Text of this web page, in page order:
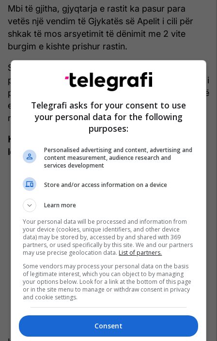
Mbi të gjitha, gjyqtarja e rastit ka pasur para
vetës një vendim të Gjykatës së Apelit i cili për
shkak të mos arsyetimit të dënimit me 2 vite
burgim e kishte prishur rastin.
Shkalla e dytë kishte konstatuar se dënimi i ulët
prej 2 viteve i shqiptuar nga Gjykata e Pejës ishte i
pa arsyetuar dhe për këto arsye kishte kërkuar që
e njëjta gjykatë të vendoste edhe një herë për
rastin e përdhunimit të një 15 vjeçareje.
Konstatimet skandaloze të matjes së rrethanave
lehtësuese dhe rënduese
Telegrafi asks for your consent to use
your personal data for the following
purposes:
Personalised advertising and content, advertising and
content measurement, audience research and
services development
Store and/or access information on a device
Learn more
Your personal data will be processed and information from
your device (cookies, unique identifiers, and other device
data) may be stored by, accessed by and shared with 369
partners, or used specifically by this site. We and our partners
may use precise geolocation data. List of partners.
Some vendors may process your personal data on the basis
of legitimate interest, which you can object to by managing
your options below. Look for a link at the bottom of this page
or in the site menu to manage or withdraw consent in privacy
and cookie settings.
Consent